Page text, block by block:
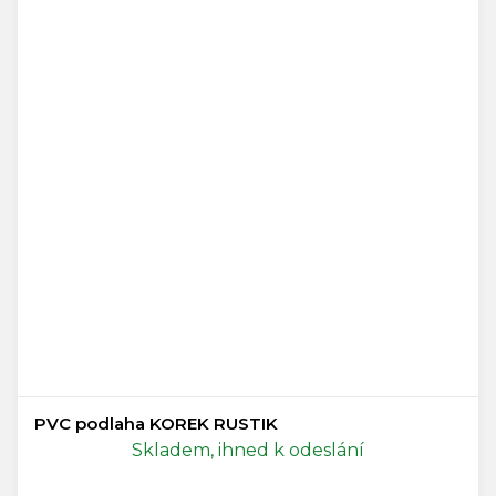
PVC podlaha KOREK RUSTIK
Skladem, ihned k odeslání